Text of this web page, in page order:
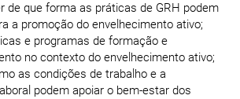
de que forma as práticas de GRH podem
a promoção do envelhecimento ativo;
e programas de formação e
no contexto do envelhecimento ativo;
as condições de trabalho e a
podem apoiar o bem-estar dos